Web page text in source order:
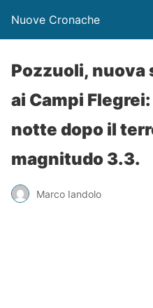
Nuove Cronache
Pozzuoli, nuova
ai Campi
notte dopo il
magnitudo 3.3.
Marco Iandolo